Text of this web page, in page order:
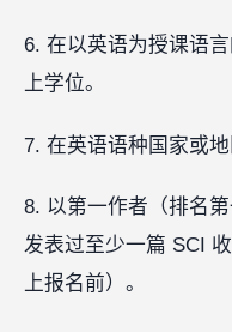
6. 在以英语为授课语
上学位。
7. 在英语语种国家或
8. 以第一作者（排名
发表过至少一篇 SCI
上报名前）。